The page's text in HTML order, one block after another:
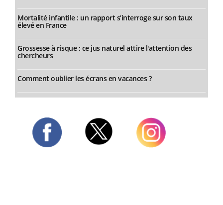
Mortalité infantile : un rapport s’interroge sur son taux
élevé en France
Grossesse à risque : ce jus naturel attire l'attention des
chercheurs
Comment oublier les écrans en vacances ?